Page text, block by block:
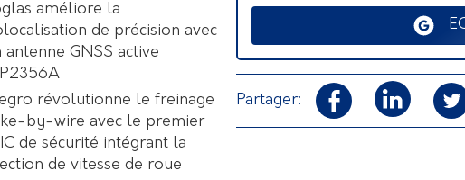
Partager:
améliore la
de précision avec
antenne GNSS active
révolutionne le freinage
by-wire avec le premier
de sécurité intégrant la
de vitesse de roue